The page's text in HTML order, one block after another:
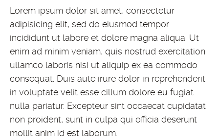
Lorem ipsum dolor sit amet, consectetur
adipisicing elit, sed do eiusmod tempor
incididunt ut labore et dolore magna aliqua. Ut
enim ad minim veniam, quis nostrud exercitation
ullamco laboris nisi ut aliquip ex ea commodo
consequat. Duis aute irure dolor in reprehenderit
in voluptate velit esse cillum dolore eu fugiat
nulla pariatur. Excepteur sint occaecat cupidatat
non proident, sunt in culpa qui officia deserunt
mollit anim id est laborum.